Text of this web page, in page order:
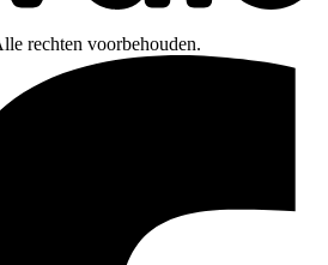
rechten voorbehouden.